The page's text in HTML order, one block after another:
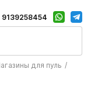
9139258454
для пуль